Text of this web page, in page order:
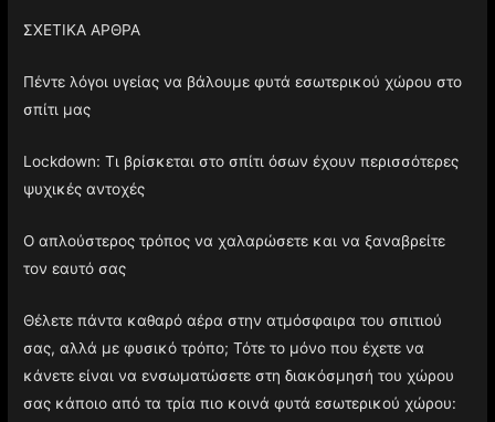
Πέντε λόγοι υγείας να βάλουμε φυτά εσωτερικού χώρου στο
Lockdown: Τι βρίσκεται στο σπίτι όσων έχουν περισσότερες
Ο απλούστερος τρόπος να χαλαρώσετε και να ξαναβρείτε
Θέλετε πάντα καθαρό αέρα στην ατμόσφαιρα του σπιτιού
σας, αλλά με φυσικό τρόπο; Τότε το μόνο που έχετε να
κάνετε είναι να ενσωματώσετε στη διακόσμησή του χώρου